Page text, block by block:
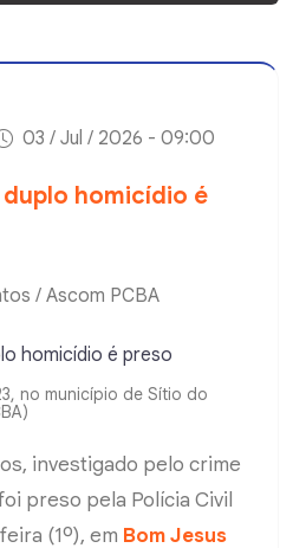
03 / Jul / 2026 - 09:00
homicídio é
/ Ascom PCBA
no município de Sítio do
investigado pelo crime
preso pela Polícia Civil
(1º), em Bom Jesus